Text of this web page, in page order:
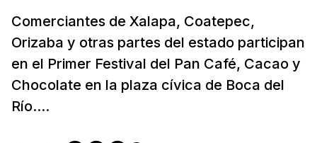
Comerciantes de Xalapa, Coatepec,
Orizaba y otras partes del estado participan
en el Primer Festival del Pan Café, Cacao y
Chocolate en la plaza cívica de Boca del
Río....